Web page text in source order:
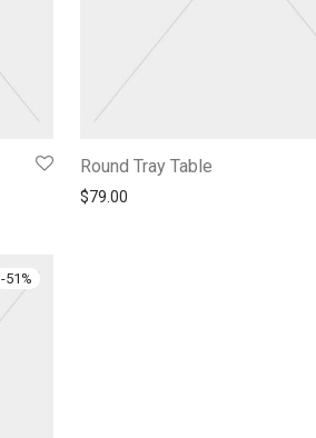
Round Tray Table
$79.00
-51 %